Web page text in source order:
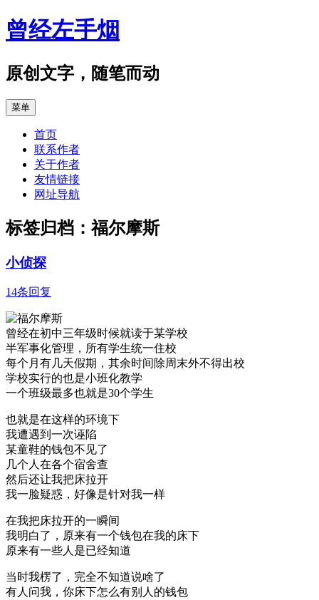
跳
至
文
曾经左手烟
原创文字，随笔而动
菜单
首页
联系作者
关于作者
友情链接
网址导航
标签归档：福尔摩斯
小侦探
14条回复
曾经在初中三年级时候就读于某学校
半军事化管理，所有学生统一住校
每个月有几天假期，其余时间除周末外不得出校
学校实行的也是小班化教学
一个班级最多也就是30个学生
也就是在这样的环境下
我遭遇到一次诬陷
某童鞋的钱包不见了
几个人在各个宿舍查
然后还让我把床拉开
我一脸疑惑，好像是针对我一样
在我把床拉开的一瞬间
我明白了，原来有一个钱包在我的床下
原来有一些人是已经知道
当时我楞了，完全不知道说啥了
有人问我，你床下怎么有别人的钱包